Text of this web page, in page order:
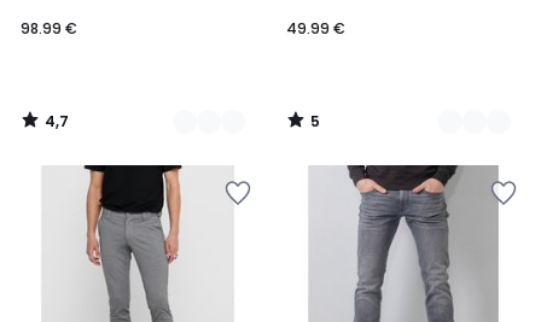
98.99 €
4,7
/
49.99 €
5
/